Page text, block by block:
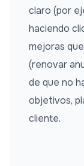
claro (por
haciendo
mejoras
(renovar
de que no
objetivos,
cliente.